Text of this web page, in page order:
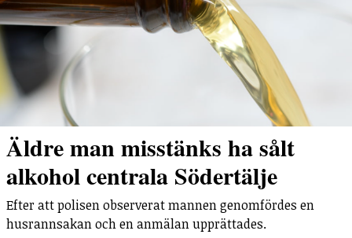
Äldre man misstänks ha sålt
alkohol centrala Södertälje
Efter att polisen observerat mannen genomfördes en
husrannsakan och en anmälan upprättades.